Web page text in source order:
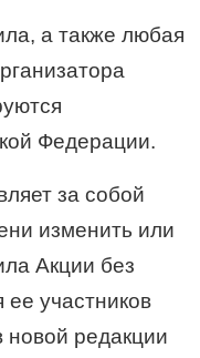
а также любая
Федерации.
за собой
изменить или
Акции без
участников
редакции